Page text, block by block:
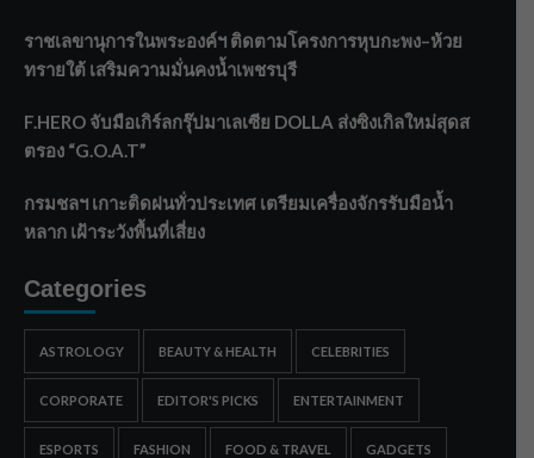
ราชเลขานุการในพระองค์ฯ ติดตามโครงการหุบกะพง–ห้วย
ทรายใต้ เสริมความมั่นคงน้ำเพชรบุรี
F.HERO จับมือเกิร์ลกรุ๊ปมาเลเซีย DOLLA ส่งซิงเกิลใหม่สุดส
ตรอง “G.O.A.T”
กรมชลฯ เกาะติดฝนทั่วประเทศ เตรียมเครื่องจักรรับมือน้ำ
หลาก เฝ้าระวังพื้นที่เสี่ยง
Categories
ASTROLOGY BEAUTY & HEALTH CELEBRITIES
CORPORATE EDITOR'S PICKS ENTERTAINMENT
ESPORTS FASHION FOOD & TRAVEL GADGETS